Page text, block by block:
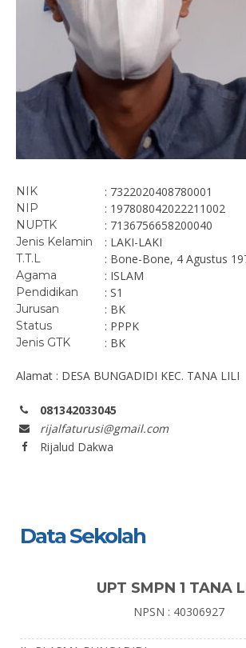
NIK : 7322020408780001
NIP : 197808042022211002
NUPTK : 7136756658200040
Jenis Kelamin : LAKI-LAKI
T.T.L : Bone-Bone, 4 Agustus
Agama : ISLAM
Pendidikan : S1
Jurusan : BK
Status : PPPK
Jenis GTK : BK
Alamat : DESA BUNGADIDI KEC. TANA LILI
081342033045
rijalfaturusi@gmail.com
Rijalud Dakwa
Data Sekolah
UPT SMPN 1 TANA
NPSN : 40306927